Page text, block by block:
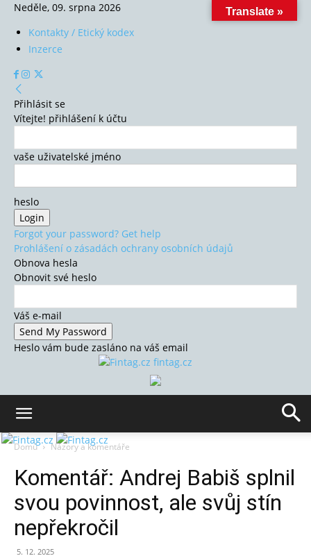
Neděle, 09. srpna 2026
Kontakty / Etický kodex
Inzerce
Přihlásit se
Vítejte! přihlášení k účtu
vaše uživatelské jméno
heslo
Forgot your password? Get help
Prohlášení o zásadách ochrany osobních údajů
Obnova hesla
Obnovit své heslo
Váš e-mail
Heslo vám bude zasláno na váš email
fintag.cz
Domů Názory a komentáře
Komentář: Andrej Babiš splnil
svou povinnost, ale svůj stín
nepřekročil
5. 12. 2025
Translate »